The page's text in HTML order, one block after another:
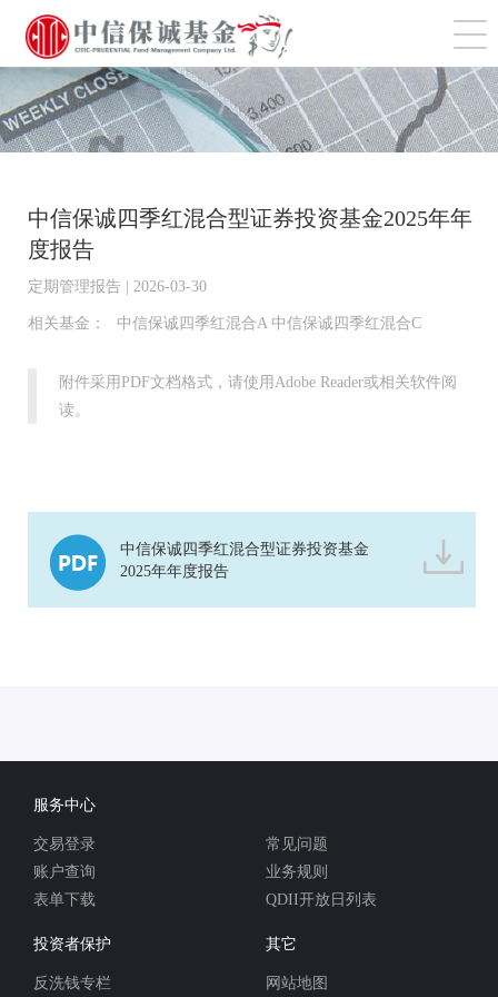
切
中信保诚四季红混合型证券投资基金2025年年
度报告
定期管理报告 | 2026-03-30
相关基金： 中信保诚四季红混合A 中信保诚四季红混合C
附件采用PDF文档格式，请使用Adobe Reader或相关软件阅
读。
中信保诚四季红混合型证券投资基金
2025年年度报告
服务中心
交易登录
账户查询
表单下载
常见问题
业务规则
QDII开放日列表
投资者保护
反洗钱专栏
其它
网站地图